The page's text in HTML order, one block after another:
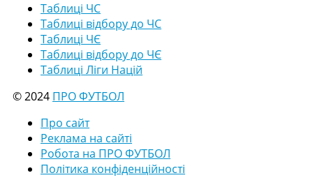
Таблиці ЧС
Таблиці відбору до ЧС
Таблиці ЧЄ
Таблиці відбору до ЧЄ
Таблиці Ліги Націй
© 2024 ПРО ФУТБОЛ
Про сайт
Реклама на сайті
Робота на ПРО ФУТБОЛ
Політика конфіденційності